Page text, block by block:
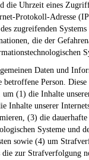
die Uhrzeit eines
Protokoll-Adresse
zugreifenden
die der
Daten und
betroffene Person.
(1) die Inhalte
Inhalte unserer
(3) die
Systeme und
sowie (4) um
die zur Strafverfolgung